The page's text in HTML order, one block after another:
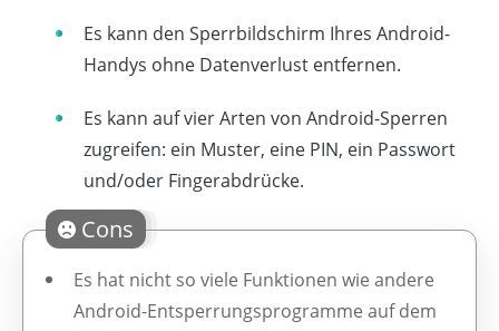
Es kann den Sperrbildschirm Ihres Android-
Handys ohne Datenverlust entfernen.
Es kann auf vier Arten von Android-Sperren
zugreifen: ein Muster, eine PIN, ein Passwort
und/oder Fingerabdrücke.
Cons
Es hat nicht so viele Funktionen wie andere
Android-Entsperrungsprogramme auf dem